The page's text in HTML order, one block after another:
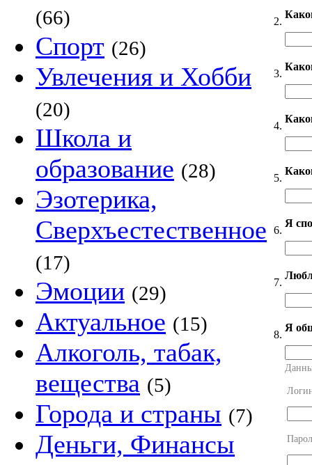
(66)
Спорт (26)
Увлечения и Хобби
(20)
Школа и
образование (28)
Эзотерика,
Сверхъестественное
(17)
Эмоции (29)
Актуальное (15)
Алкоголь, табак,
вещества (5)
Города и страны (7)
Деньги, Финансы
2.
3.
4.
5.
6.
Я
7.
8.
Я